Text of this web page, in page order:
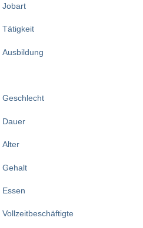
Jobart
Tätigkeit
Ausbildung
Geschlecht
Dauer
Alter
Gehalt
Essen
Vollzeitbeschäftigte